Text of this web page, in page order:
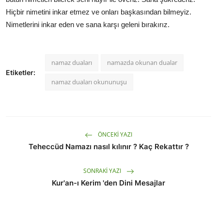
Hiçbir nimetini inkar etmez ve onları başkasından bilmeyiz.
Nimetlerini inkar eden ve sana karşı geleni bırakırız.
Etiketler:
namaz duaları namazda okunan dualar
namaz duaları okununuşu
ÖNCEKI YAZI
Teheccüd Namazı nasıl kılınır ? Kaç Rekattır ?
SONRAKI YAZI
Kur'an-ı Kerim 'den Dini Mesajlar